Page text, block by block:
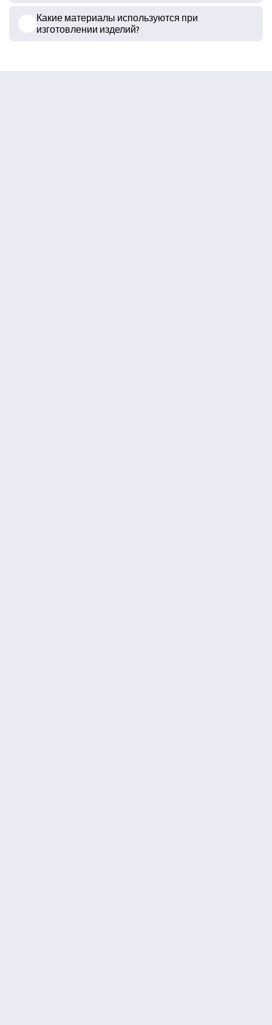
Какие материалы используются при
изготовлении изделий?